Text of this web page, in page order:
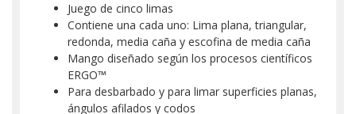
Juego de cinco limas
Contiene una cada uno: Lima plana, triangular,
redonda, media caña y escofina de media caña
Mango diseñado según los procesos científicos
ERGO™
Para desbarbado y para limar superficies planas,
ángulos afilados y codos